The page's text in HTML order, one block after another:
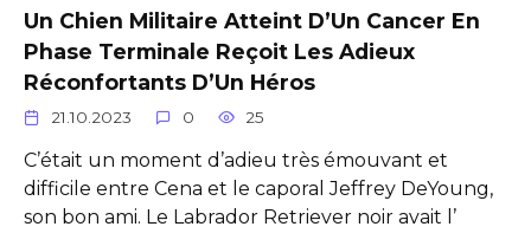
Un Chien Militaire Atteint D’Un Cancer En
Phase Terminale Reçoit Les Adieux
Réconfortants D’Un Héros
21.10.2023 0 25
C’était un moment d’adieu très émouvant et
difficile entre Cena et le caporal Jeffrey DeYoung,
son bon ami. Le Labrador Retriever noir avait l’